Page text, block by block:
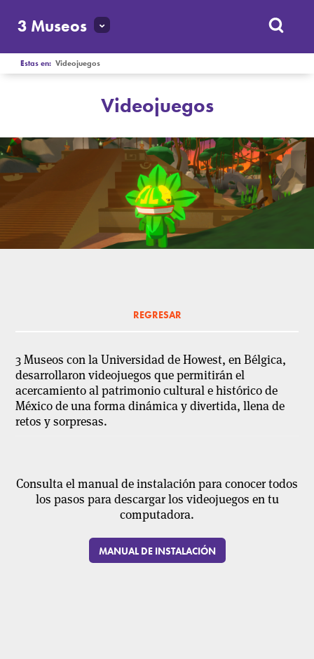
3 Museos
Estas en:Videojuegos
Videojuegos
REGRESAR
3 Museos con la Universidad de Howest, en Bélgica,
desarrollaron videojuegos que permitirán el
acercamiento al patrimonio cultural e histórico de
México de una forma dinámica y divertida, llena de
retos y sorpresas.
Consulta el manual de instalación para conocer todos
los pasos para descargar los videojuegos en tu
computadora.
MANUAL DE INSTALACIÓN